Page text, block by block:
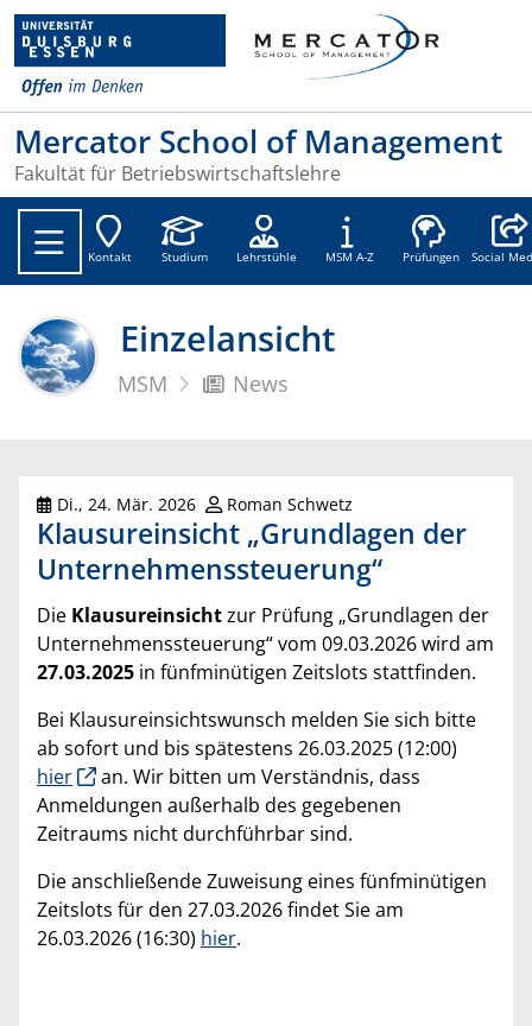
Mercator School of Management
Fakultät für Betriebswirtschaftslehre
Kontakt Studium Lehrstühle MSM A-Z Prüfungen Social
Einzelansicht
MSM News
Di., 24. Mär. 2026 Roman Schwetz
Klausureinsicht „Grundlagen der
Unternehmenssteuerung“
Die Klausureinsichtzur Prüfung „Grundlagen der
Unternehmenssteuerung“ vom 09.03.2026 wird am
27.03.2025 in fünfminütigen Zeitslots stattfinden.
Bei Klausureinsichtswunsch melden Sie sich bitte
ab sofort und bis spätestens 26.03.2025 (12:00)
hier
an. Wir bitten um Verständnis, dass
Anmeldungen außerhalb des gegebenen
Zeitraums nicht durchführbar sind.
Die anschließende Zuweisung eines fünfminütigen
Zeitslots für den 27.03.2026 findet Sie am
26.03.2026 (16:30) hier.